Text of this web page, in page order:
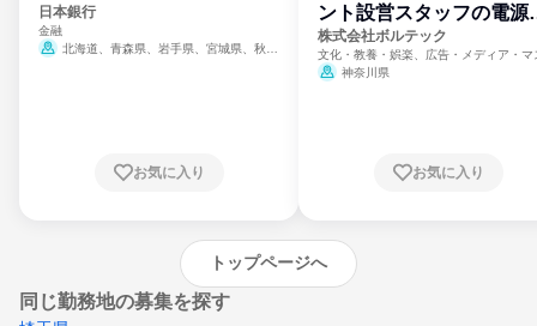
日本銀行
金融
北海道、青森県、岩手県、宮城県、秋田
崎県、熊本県、大分県、宮崎県、鹿児島県、
お気に入り
ント設営スタッフの電源
門
株式会社ボルテック
文化・教養・娯楽、広告・メディア・マ
ミ、電力・ガス・水道・エネルギー
神奈川県
お気に入り
トップページへ
同じ勤務地の募集を探す